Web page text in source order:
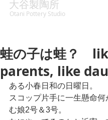
大谷製陶所
Otani Pottery Studio
蛙の子は蛙？
parents, like
ある小春日和の日曜日。
スコップ片手に一生懸命何
む娘2号＆3号。